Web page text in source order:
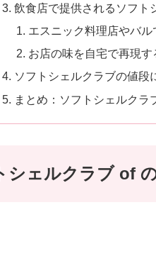
飲食店で提供されるソフト
エスニック料理店やバ
お店の味を自宅で再現
ソフトシェルクラブの値段
まとめ：ソフトシェルクラ
シェルクラブ of